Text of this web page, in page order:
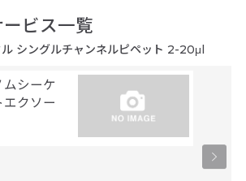
ビス一覧
シングルチャンネルピペット 2-20μl
ムシーケ
エクソー